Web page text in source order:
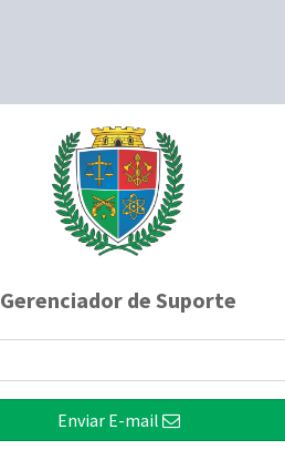
Gerenciador de Suporte
Enviar E-mail